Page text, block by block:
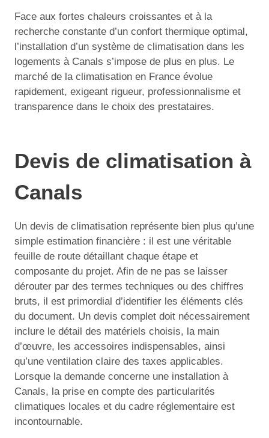
Face aux fortes chaleurs croissantes et à la
recherche constante d’un confort thermique optimal,
l’installation d’un système de climatisation dans les
logements à Canals s’impose de plus en plus. Le
marché de la climatisation en France évolue
rapidement, exigeant rigueur, professionnalisme et
transparence dans le choix des prestataires.
Devis de climatisation à
Canals
Un devis de climatisation représente bien plus qu’une
simple estimation financière : il est une véritable
feuille de route détaillant chaque étape et
composante du projet. Afin de ne pas se laisser
dérouter par des termes techniques ou des chiffres
bruts, il est primordial d’identifier les éléments clés
du document. Un devis complet doit nécessairement
inclure le détail des matériels choisis, la main
d’œuvre, les accessoires indispensables, ainsi
qu’une ventilation claire des taxes applicables.
Lorsque la demande concerne une installation à
Canals, la prise en compte des particularités
climatiques locales et du cadre réglementaire est
incontournable.